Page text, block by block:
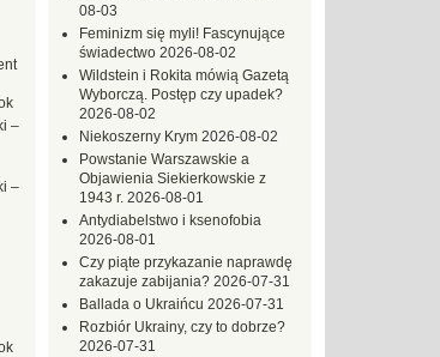
08-03
Feminizm się myli! Fascynujące
świadectwo 2026-08-02
Wildstein i Rokita mówią Gazetą
Wyborczą. Postęp czy upadek?
2026-08-02
Niekoszerny Krym 2026-08-02
Powstanie Warszawskie a
Objawienia Siekierkowskie z
1943 r. 2026-08-01
Antydiabelstwo i ksenofobia
2026-08-01
Czy piąte przykazanie naprawdę
zakazuje zabijania? 2026-07-31
Ballada o Ukraińcu 2026-07-31
Rozbiór Ukrainy, czy to dobrze?
2026-07-31
–
–